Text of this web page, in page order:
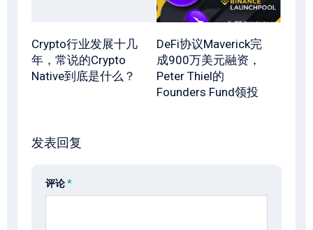
Crypto行业发展十几
年，常说的Crypto
Native到底是什么？
DeFi协议Maverick完
成900万美元融资，
Peter Thiel的
Founders Fund领投
发表回复
评论*